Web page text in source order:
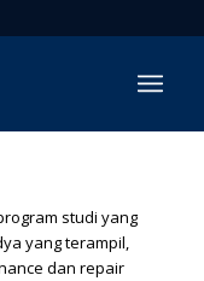
studi yang
yang terampil,
dan repair